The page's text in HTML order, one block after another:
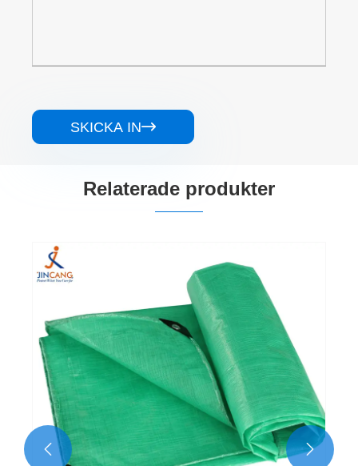
SKICKA IN
Relaterade produkter
Svart silver 240 Virgin PE Tarpaulin
Visa mer >>
 